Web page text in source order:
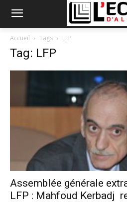
Accueil Tags LFP
Tag: LFP
Assemblée générale
LFP : Mahfoud Kerbadj